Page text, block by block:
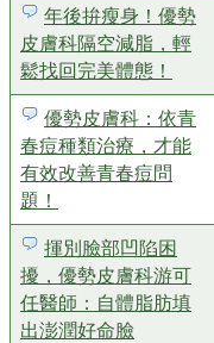
年後拚瘦身！優勢
皮膚科隔空減脂，輕
鬆找回完美體態！
優勢皮膚科：依青
春痘種類治療，才能
有效改善青春痘問
題！
揮別臉部凹陷困
擾，優勢皮膚科游可
任醫師：自體脂肪填
出澎潤好命臉